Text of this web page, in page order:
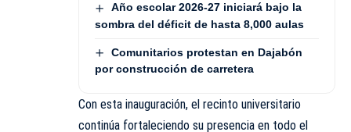
Año escolar 2026-27 iniciará bajo la
sombra del déficit de hasta 8,000 aulas
Comunitarios protestan en Dajabón
por construcción de carretera
Con esta inauguración, el recinto universitario
continúa fortaleciendo su presencia en todo el